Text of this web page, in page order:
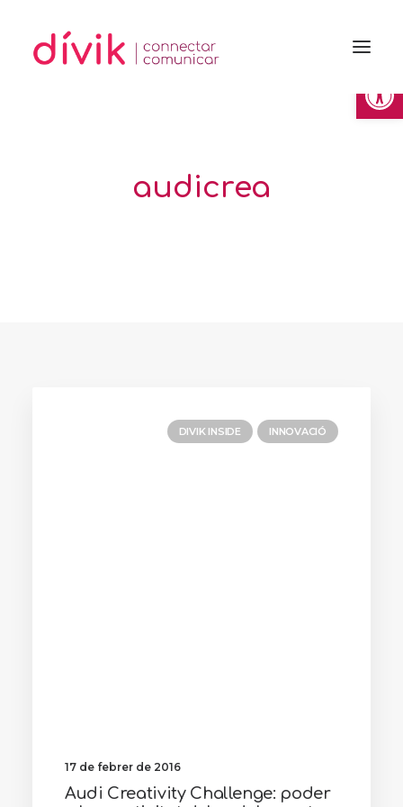
audicrea
DIVIK INSIDE INNOVACIÓ
17 de febrer de 2016
Audi Creativity Challenge: poder